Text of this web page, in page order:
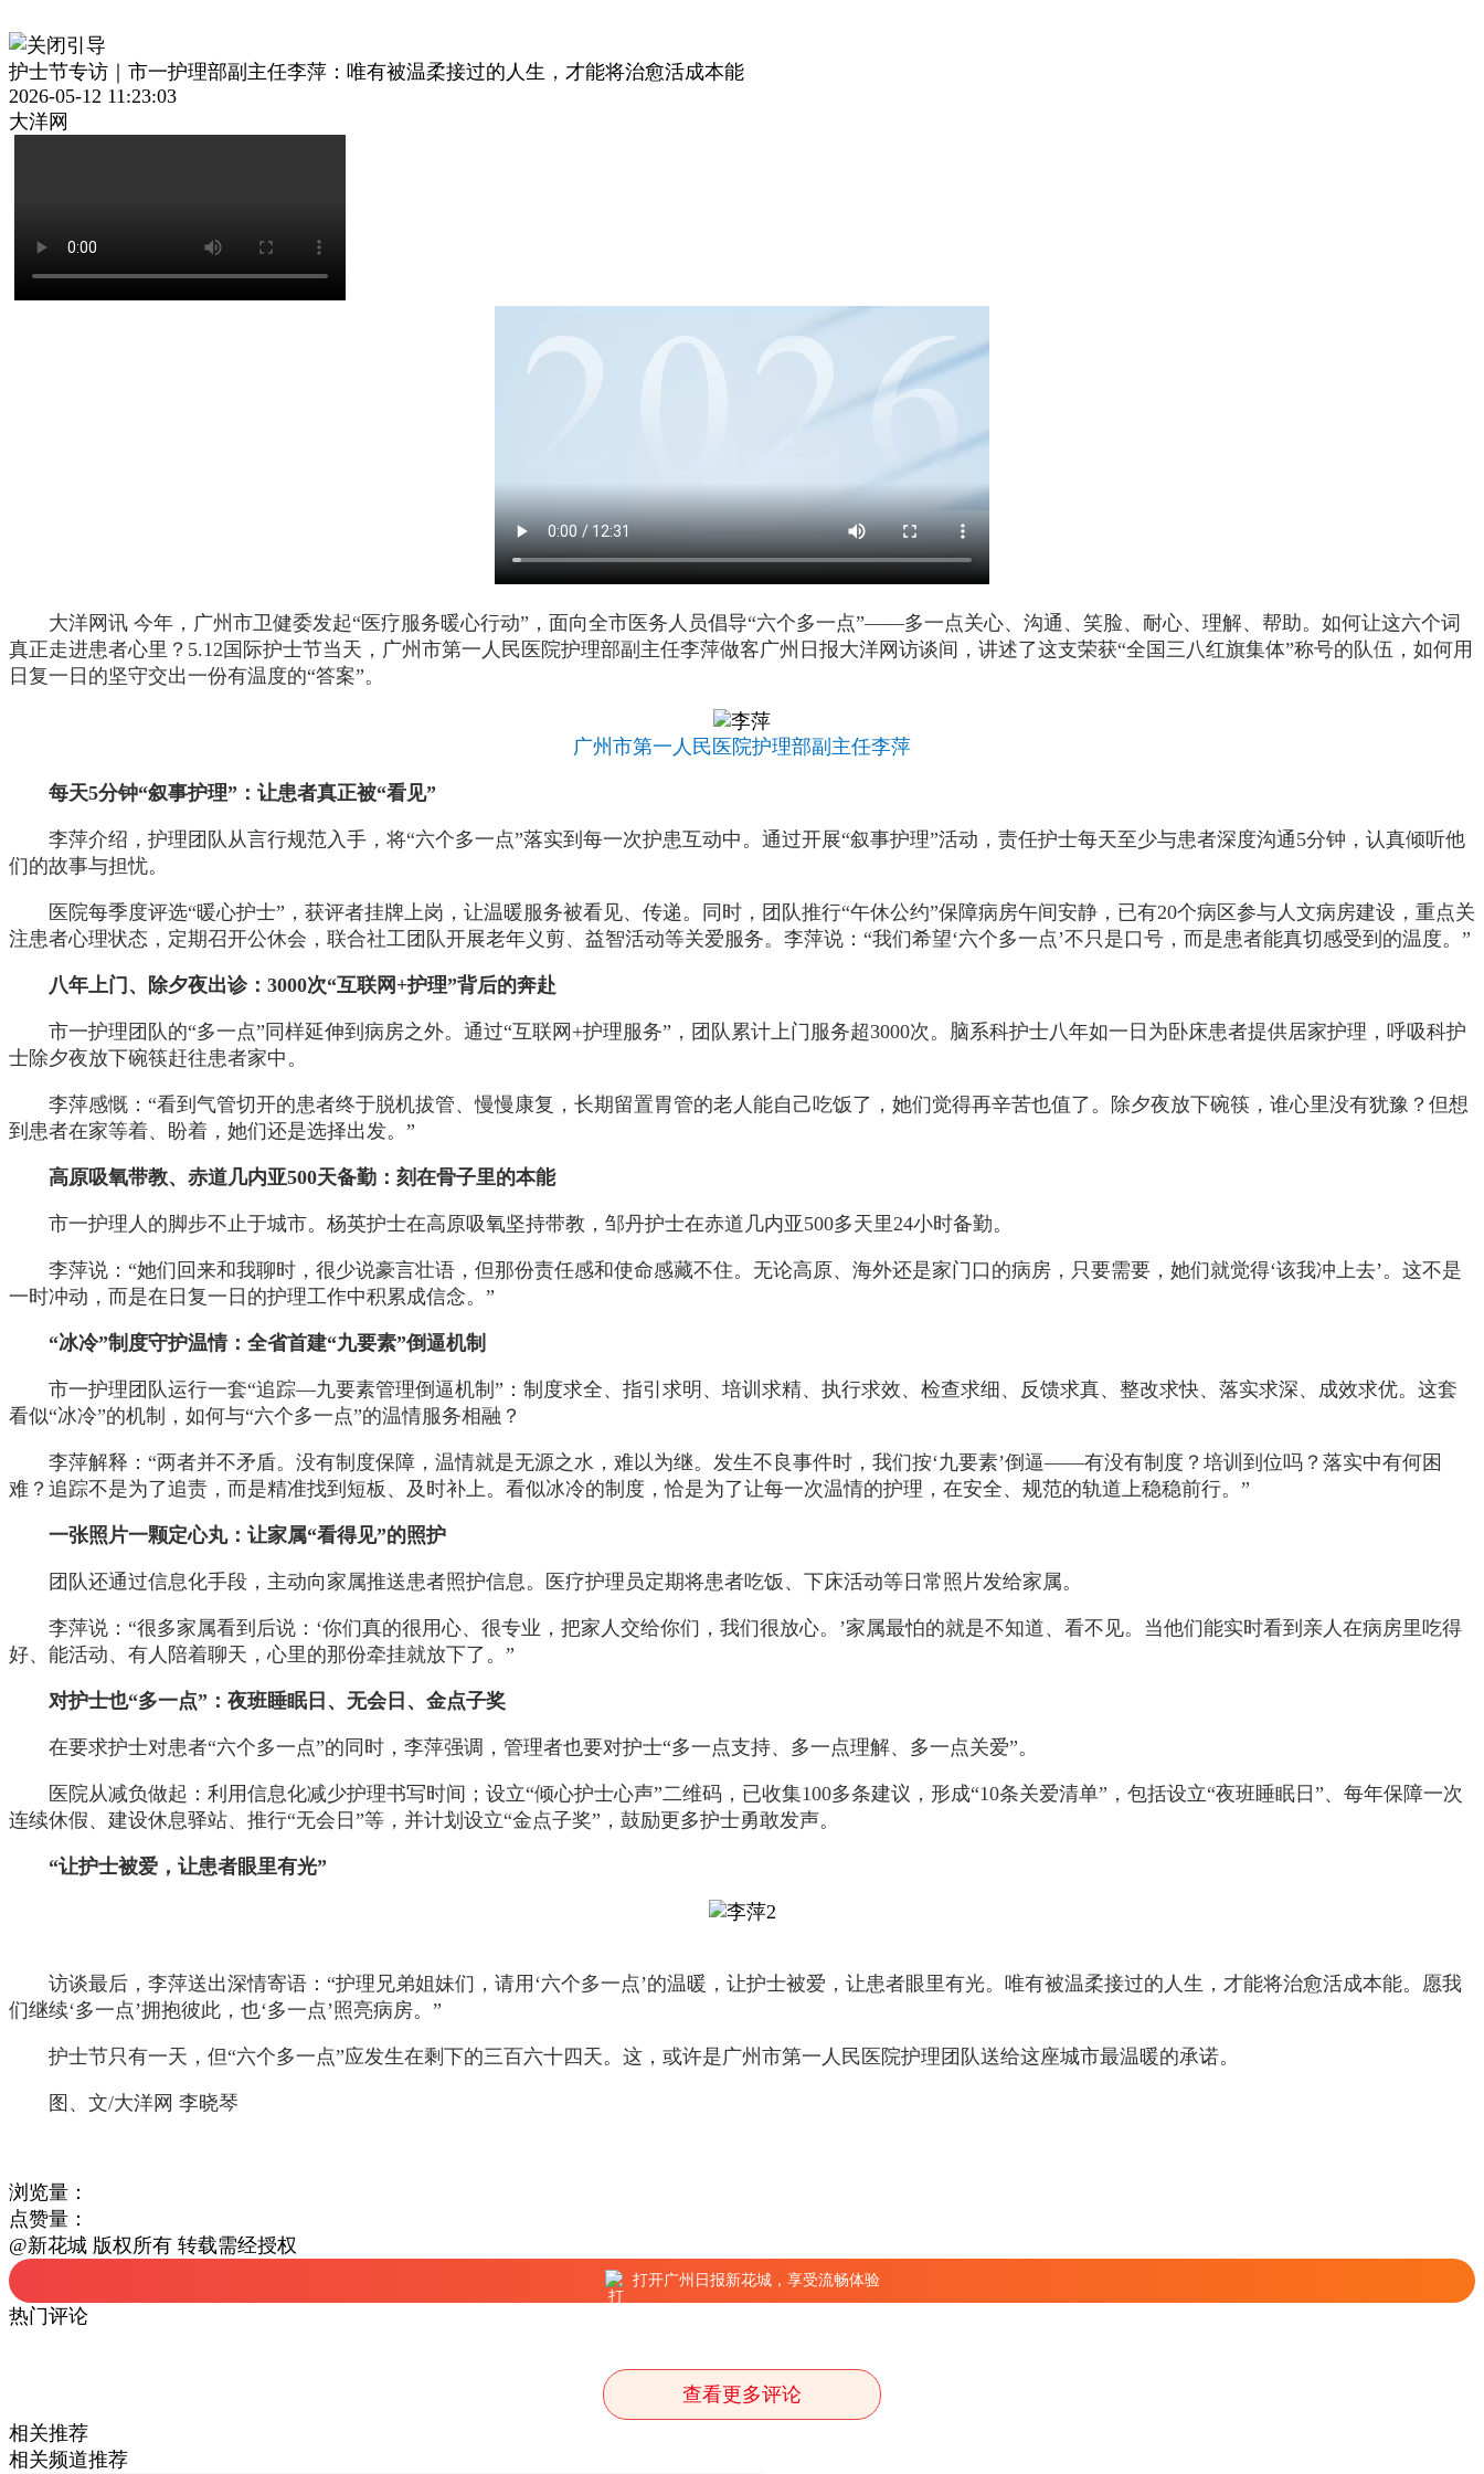
护士节专访｜市一护理部副主任李萍：唯有被温柔接过的人生，才能将治愈活成本能
2026-05-12 11:23:03
大洋网
大洋网讯 今年，广州市卫健委发起“医疗服务暖心行动”，面向全市医务人员倡导“六个多一点”——多一点关心、沟通、笑脸、耐心、理解、帮助。如何让这六个词
真正走进患者心里？5.12国际护士节当天，广州市第一人民医院护理部副主任李萍做客广州日报大洋网访谈间，讲述了这支荣获“全国三八红旗集体”称号的队伍，如何用
日复一日的坚守交出一份有温度的“答案”。
广州市第一人民医院护理部副主任李萍
每天5分钟“叙事护理”：让患者真正被“看见”
李萍介绍，护理团队从言行规范入手，将“六个多一点”落实到每一次护患互动中。通过开展“叙事护理”活动，责任护士每天至少与患者深度沟通5分钟，认真倾听他
们的故事与担忧。
医院每季度评选“暖心护士”，获评者挂牌上岗，让温暖服务被看见、传递。同时，团队推行“午休公约”保障病房午间安静，已有20个病区参与人文病房建设，重点关
注患者心理状态，定期召开公休会，联合社工团队开展老年义剪、益智活动等关爱服务。李萍说：“我们希望‘六个多一点’不只是口号，而是患者能真切感受到的温度。”
八年上门、除夕夜出诊：3000次“互联网+护理”背后的奔赴
市一护理团队的“多一点”同样延伸到病房之外。通过“互联网+护理服务”，团队累计上门服务超3000次。脑系科护士八年如一日为卧床患者提供居家护理，呼吸科护
士除夕夜放下碗筷赶往患者家中。
李萍感慨：“看到气管切开的患者终于脱机拔管、慢慢康复，长期留置胃管的老人能自己吃饭了，她们觉得再辛苦也值了。除夕夜放下碗筷，谁心里没有犹豫？但想
到患者在家等着、盼着，她们还是选择出发。”
高原吸氧带教、赤道几内亚500天备勤：刻在骨子里的本能
市一护理人的脚步不止于城市。杨英护士在高原吸氧坚持带教，邹丹护士在赤道几内亚500多天里24小时备勤。
李萍说：“她们回来和我聊时，很少说豪言壮语，但那份责任感和使命感藏不住。无论高原、海外还是家门口的病房，只要需要，她们就觉得‘该我冲上去’。这不是
一时冲动，而是在日复一日的护理工作中积累成信念。”
“冰冷”制度守护温情：全省首建“九要素”倒逼机制
市一护理团队运行一套“追踪—九要素管理倒逼机制”：制度求全、指引求明、培训求精、执行求效、检查求细、反馈求真、整改求快、落实求深、成效求优。这套
看似“冰冷”的机制，如何与“六个多一点”的温情服务相融？
李萍解释：“两者并不矛盾。没有制度保障，温情就是无源之水，难以为继。发生不良事件时，我们按‘九要素’倒逼——有没有制度？培训到位吗？落实中有何困
难？追踪不是为了追责，而是精准找到短板、及时补上。看似冰冷的制度，恰是为了让每一次温情的护理，在安全、规范的轨道上稳稳前行。”
一张照片一颗定心丸：让家属“看得见”的照护
团队还通过信息化手段，主动向家属推送患者照护信息。医疗护理员定期将患者吃饭、下床活动等日常照片发给家属。
李萍说：“很多家属看到后说：‘你们真的很用心、很专业，把家人交给你们，我们很放心。’家属最怕的就是不知道、看不见。当他们能实时看到亲人在病房里吃得
好、能活动、有人陪着聊天，心里的那份牵挂就放下了。”
对护士也“多一点”：夜班睡眠日、无会日、金点子奖
在要求护士对患者“六个多一点”的同时，李萍强调，管理者也要对护士“多一点支持、多一点理解、多一点关爱”。
医院从减负做起：利用信息化减少护理书写时间；设立“倾心护士心声”二维码，已收集100多条建议，形成“10条关爱清单”，包括设立“夜班睡眠日”、每年保障一次
连续休假、建设休息驿站、推行“无会日”等，并计划设立“金点子奖”，鼓励更多护士勇敢发声。
“让护士被爱，让患者眼里有光”
访谈最后，李萍送出深情寄语：“护理兄弟姐妹们，请用‘六个多一点’的温暖，让护士被爱，让患者眼里有光。唯有被温柔接过的人生，才能将治愈活成本能。愿我
们继续‘多一点’拥抱彼此，也‘多一点’照亮病房。”
护士节只有一天，但“六个多一点”应发生在剩下的三百六十四天。这，或许是广州市第一人民医院护理团队送给这座城市最温暖的承诺。
图、文/大洋网 李晓琴
浏览量：
点赞量：
@新花城 版权所有 转载需经授权
打开广州日报新花城，享受流畅体验
热门评论
查看更多评论
相关推荐
相关频道推荐